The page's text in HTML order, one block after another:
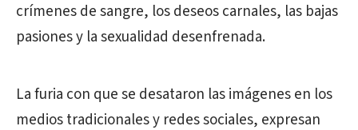
crímenes de sangre, los deseos carnales, las bajas
pasiones y la sexualidad desenfrenada.
La furia con que se desataron las imágenes en los
medios tradicionales y redes sociales, expresan